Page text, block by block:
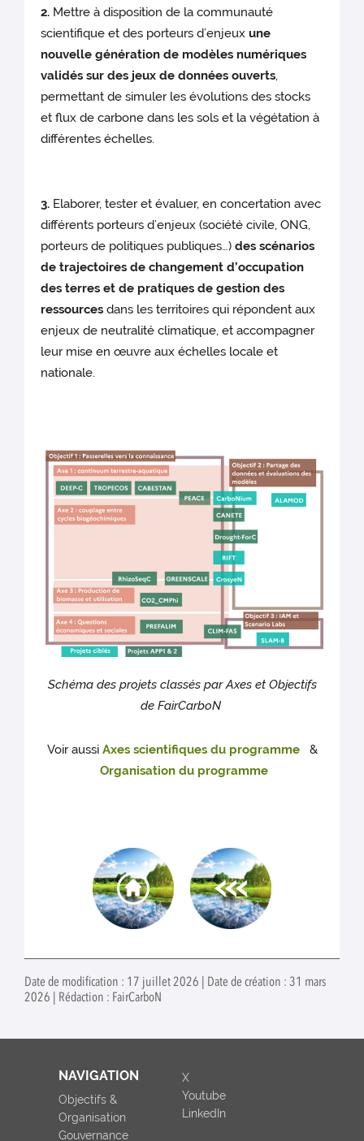
2. Mettre à disposition de la communauté
scientifique et des porteurs d’enjeuxune
nouvelle génération de modèles numériques
validés sur des jeux de données ouverts,
permettant de simuler les évolutions des stocks
et flux de carbone dans les sols et la végétation à
différentes échelles.
3. Elaborer, tester et évaluer, en concertation avec
différents porteurs d’enjeux (société civile, ONG,
porteurs de politiques publiques…)des scénarios
de trajectoires de changement d’occupation
des terres et de pratiques de gestion des
ressources dans les territoires qui répondent aux
enjeux de neutralité climatique, et accompagner
leur mise en œuvre aux échelles locale et
nationale.
Schéma des projets classés par Axes et Objectifs
de FairCarboN
Voir aussi Axes scientifiques du programme&
Organisation du programme
Date de modification : 17 juillet 2026 | Date de création : 31 mars
2026 | Rédaction : FairCarboN
NAVIGATION
Objectifs &
Organisation
Gouvernance
X
Youtube
LinkedIn